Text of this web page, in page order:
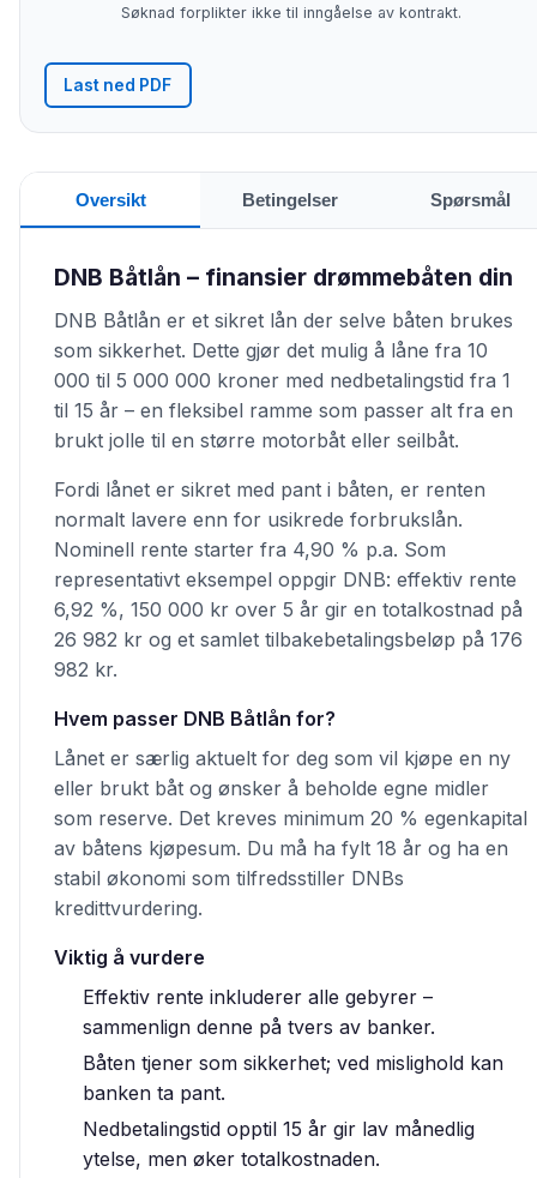
Søknad forplikter ikke til inngåelse av kontrakt.
Last ned PDF
Oversikt Betingelser Spørsmål
DNB Båtlån – finansier drømmebåten din
DNB Båtlån er et sikret lån der selve båten brukes
som sikkerhet. Dette gjør det mulig å låne fra 10
000 til 5 000 000 kroner med nedbetalingstid fra 1
til 15 år – en fleksibel ramme som passer alt fra en
brukt jolle til en større motorbåt eller seilbåt.
Fordi lånet er sikret med pant i båten, er renten
normalt lavere enn for usikrede forbrukslån.
Nominell rente starter fra 4,90 % p.a. Som
representativt eksempel oppgir DNB: effektiv rente
6,92 %, 150 000 kr over 5 år gir en totalkostnad på
26 982 kr og et samlet tilbakebetalingsbeløp på 176
982 kr.
Hvem passer DNB Båtlån for?
Lånet er særlig aktuelt for deg som vil kjøpe en ny
eller brukt båt og ønsker å beholde egne midler
som reserve. Det kreves minimum 20 % egenkapital
av båtens kjøpesum. Du må ha fylt 18 år og ha en
stabil økonomi som tilfredsstiller DNBs
kredittvurdering.
Viktig å vurdere
Effektiv rente inkluderer alle gebyrer –
sammenlign denne på tvers av banker.
Båten tjener som sikkerhet; ved mislighold kan
banken ta pant.
Nedbetalingstid opptil 15 år gir lav månedlig
ytelse, men øker totalkostnaden.